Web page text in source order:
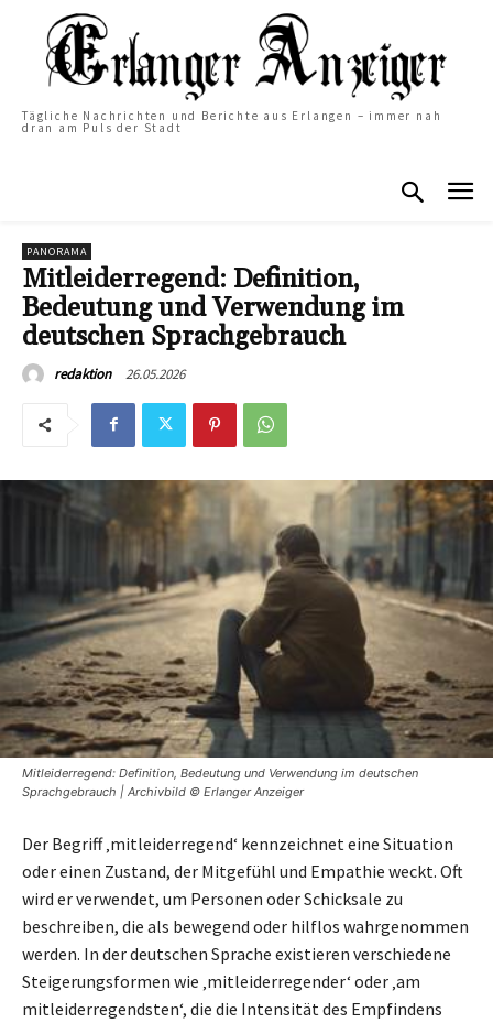
Tägliche Nachrichten und Berichte aus Erlangen – immer nah
dran am Puls der Stadt
PANORAMA
Mitleiderregend: Definition,
Bedeutung und Verwendung im
deutschen Sprachgebrauch
redaktion 26.05.2026
Mitleiderregend: Definition, Bedeutung und Verwendung im deutschen
Sprachgebrauch | Archivbild © Erlanger Anzeiger
Der Begriff ‚mitleiderregend‘ kennzeichnet eine Situation
oder einen Zustand, der Mitgefühl und Empathie weckt. Oft
wird er verwendet, um Personen oder Schicksale zu
beschreiben, die als bewegend oder hilflos wahrgenommen
werden. In der deutschen Sprache existieren verschiedene
Steigerungsformen wie ‚mitleiderregender‘ oder ‚am
mitleiderregendsten‘, die die Intensität des Empfindens